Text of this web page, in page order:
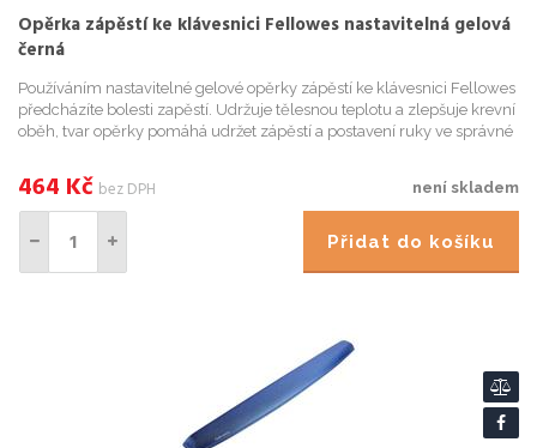
Opěrka zápěstí ke klávesnici Fellowes nastavitelná gelová
černá
Používáním nastavitelné gelové opěrky zápěstí ke klávesnici Fellowes
předcházíte bolesti zapěstí. Udržuje tělesnou teplotu a zlepšuje krevní
oběh, tvar opěrky pomáhá udržet zápěstí a postavení ruky ve správné
není skladem
464 Kč bez DPH
Přidat do košíku